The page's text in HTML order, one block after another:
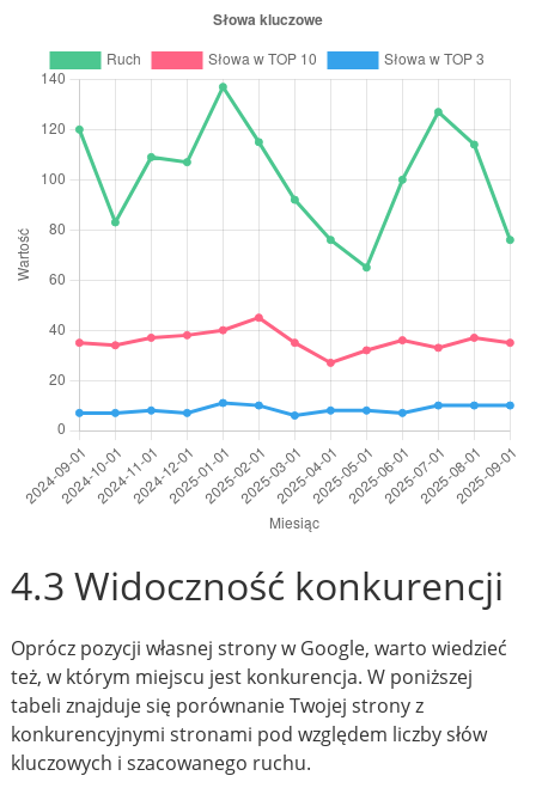
4.3 Widoczność konkurencji
Oprócz pozycji własnej strony w Google, warto wiedzieć
też, w którym miejscu jest konkurencja. W poniższej
tabeli znajduje się porównanie Twojej strony z
konkurencyjnymi stronami pod względem liczby słów
kluczowych i szacowanego ruchu.